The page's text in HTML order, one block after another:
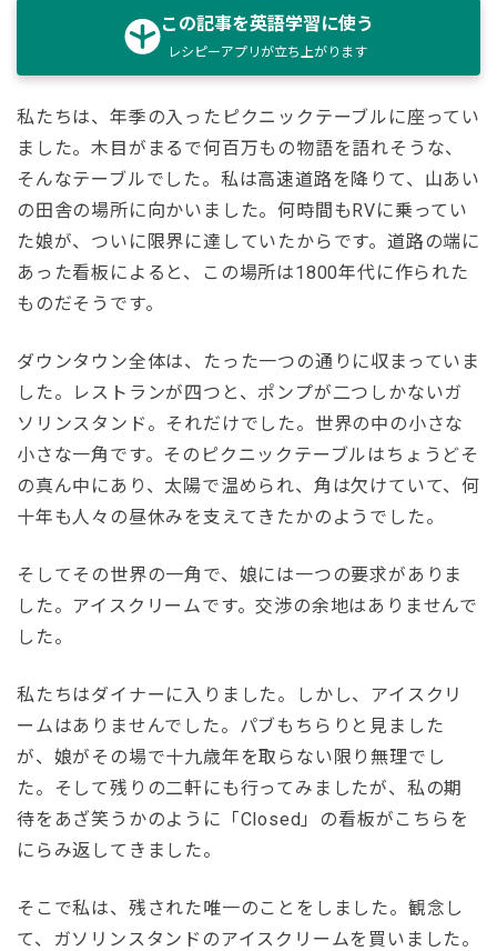
この記事を英語学習に使う
レシピーアプリが立ち上がります
私たちは、年季の入ったピクニックテーブルに座ってい
ました。木目がまるで何百万もの物語を語れそうな、
そんなテーブルでした。私は高速道路を降りて、山あい
の田舎の場所に向かいました。何時間もRVに乗ってい
た娘が、ついに限界に達していたからです。道路の端に
あった看板によると、この場所は1800年代に作られた
ものだそうです。
ダウンタウン全体は、たった一つの通りに収まっていま
した。レストランが四つと、ポンプが二つしかないガ
ソリンスタンド。それだけでした。世界の中の小さな
小さな一角です。そのピクニックテーブルはちょうどそ
の真ん中にあり、太陽で温められ、角は欠けていて、何
十年も人々の昼休みを支えてきたかのようでした。
そしてその世界の一角で、娘には一つの要求がありま
した。アイスクリームです。交渉の余地はありませんで
した。
私たちはダイナーに入りました。しかし、アイスクリ
ームはありませんでした。パブもちらりと見ました
が、娘がその場で十九歳年を取らない限り無理でし
た。そして残りの二軒にも行ってみましたが、私の期
待をあざ笑うかのように「Closed」の看板がこちらを
にらみ返してきました。
そこで私は、残された唯一のことをしました。観念し
て、ガソリンスタンドのアイスクリームを買いました。